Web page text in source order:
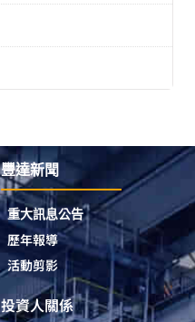
豐達新聞
重大訊息公告
歷年報導
活動剪影
投資人關係